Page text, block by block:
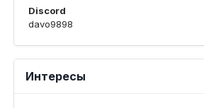
Discord
davo9898
Интересы